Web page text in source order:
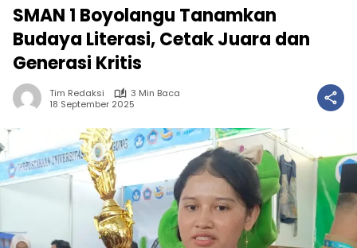
SMAN 1 Boyolangu Tanamkan
Budaya Literasi, Cetak Juara dan
Generasi Kritis
Tim Redaksi
3 Min Baca
18 September 2025